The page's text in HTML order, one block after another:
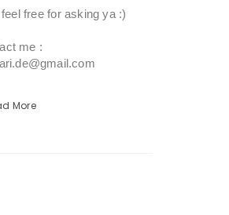
free for asking ya :)
me :
More